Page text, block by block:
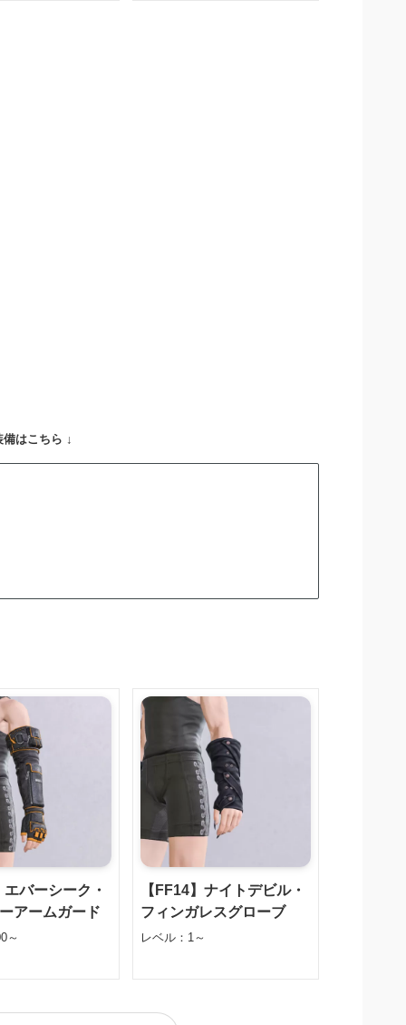
はこちら ↓
バーシーク・
アームガード
～
【FF14】ナイトデビル・
フィンガレスグローブ
レベル：1～